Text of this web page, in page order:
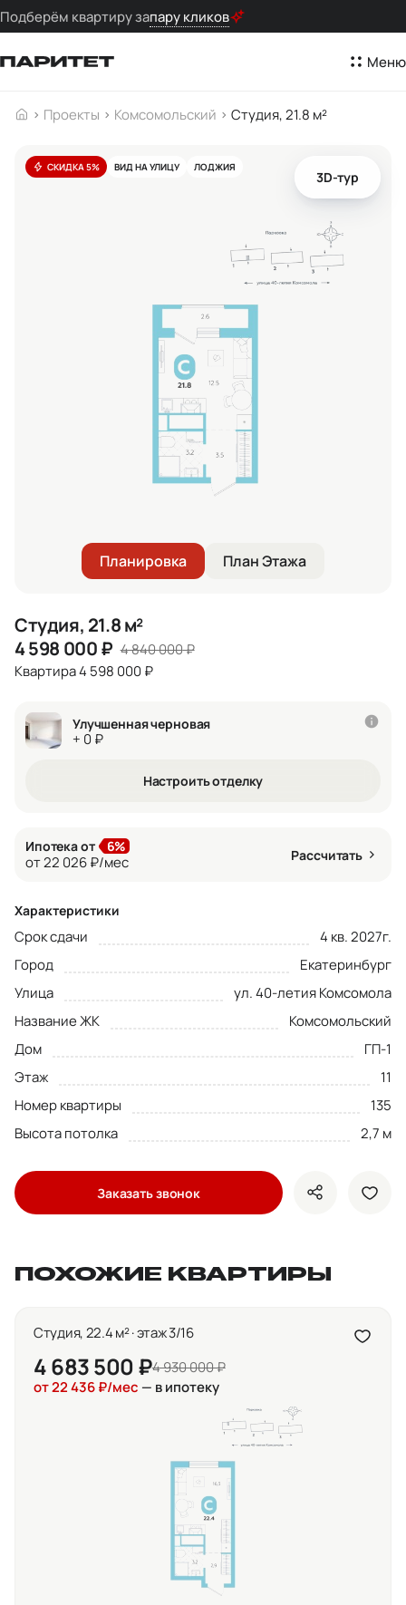
Подберём квартиру запару кликов
Меню
Проекты Комсомольский Студия, 21.8 м²
СКИДКА 5% ВИД НА УЛИЦУ ЛОДЖИЯ
Планировка План Этажа
3D-тур
Студия, 21.8 м²
4 598 000₽ 4 840 000₽
Квартира 4 598 000 ₽
Улучшенная черновая
+ 0 ₽
Настроить отделку
Ипотека от 6%
от 22 026 ₽/мес Рассчитать
Характеристики
Срок сдачи
4 кв. 2027г.
Город
Екатеринбург
Улица
ул. 40-летия Комсомола
Название ЖК
Комсомольский
Дом
ГП-1
Этаж
11
Номер квартиры
135
Высота потолка
2,7 м
Заказать звонок показать
ПОХОЖИЕ КВАРТИРЫ
Студия, 22.4 м² · этаж 3/16
4 683 500 ₽4 930 000 ₽
от 22 436 ₽/мес — в ипотеку